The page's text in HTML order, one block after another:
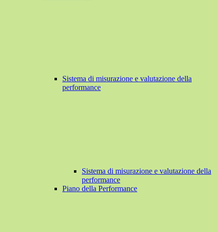
Sistema di misurazione e valutazione della
performance
Sistema di misurazione e valutazione della
performance
Piano della Performance